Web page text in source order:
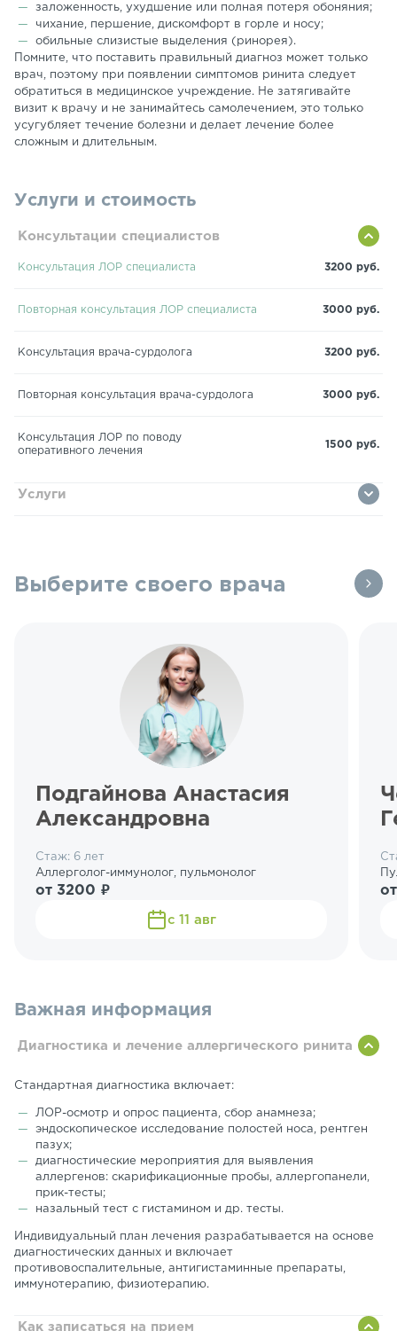
заложенность, ухудшение или полная потеря обоняния;
чихание, першение, дискомфорт в горле и носу;
обильные слизистые выделения (ринорея).
Помните, что поставить правильный диагноз может только
врач, поэтому при появлении симптомов ринита следует
обратиться в медицинское учреждение. Не затягивайте
визит к врачу и не занимайтесь самолечением, это только
усугубляет течение болезни и делает лечение более
сложным и длительным.
Услуги и стоимость
Консультации специалистов
Консультация ЛОР специалиста 3200 руб.
Повторная консультация ЛОР специалиста 3000 руб.
Консультация врача-сурдолога 3200 руб.
Повторная консультация врача-сурдолога 3000 руб.
Консультация ЛОР по поводу
оперативного лечения
1500 руб.
Услуги
Выберите своего врача
Подгайнова Анастасия
Александровна
Стаж: 6 лет
Аллерголог-иммунолог, пульмонолог
от 3200 ₽
с 11 авг
Важная информация
Диагностика и лечение аллергического ринита
Стандартная диагностика включает:
ЛОР-осмотр и опрос пациента, сбор анамнеза;
эндоскопическое исследование полостей носа, рентген
пазух;
диагностические мероприятия для выявления
аллергенов: скарификационные пробы, аллергопанели,
прик-тесты;
назальный тест с гистамином и др. тесты.
Индивидуальный план лечения разрабатывается на основе
диагностических данных и включает
противовоспалительные, антигистаминные препараты,
иммунотерапию, физиотерапию.
Как записаться на прием